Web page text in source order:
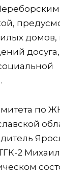
по
2